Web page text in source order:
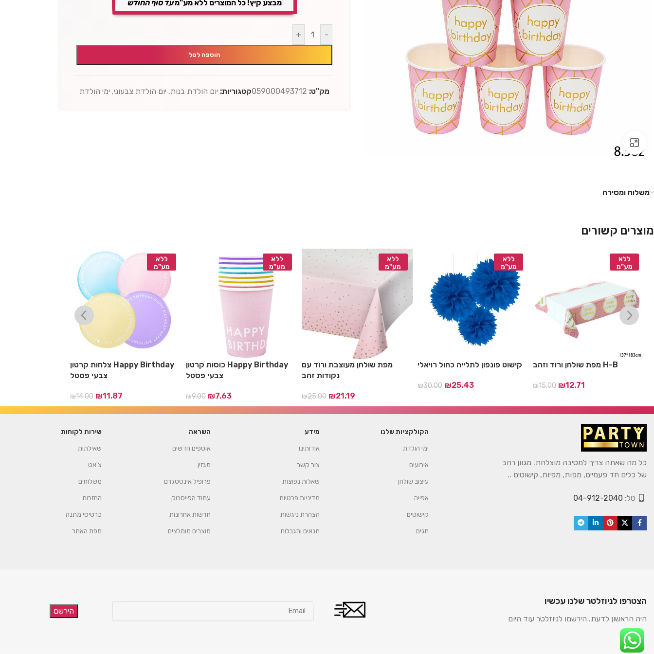
מבצע קיץ! כל המוצרים ללא מע"מעד סוף החודש
-
+
הוספה לסל
מק"ט: 059000493712קטגוריות: יום הולדת בנות, יום הולדת צבעוני, ימי הולדת
משלוח ומסירה
מוצרים קשורים
ללא
מע"מ
צלחות קרטון Happy Birthday
צבעי פסטל
₪14.00 ₪11.87
ללא
מע"מ
כוסות קרטון Happy Birthday
צבעי פסטל
₪9.00 ₪7.63
ללא
מע"מ
מפת שולחן מעוצבת ורוד עם
נקודות זהב
₪25.00 ₪21.19
ללא
מע"מ
קישוט פונפון לתלייה כחול רויאלי
₪30.00 ₪25.43
ללא
מע"מ
מפת שולחן ורוד וזהב H-B
₪15.00 ₪12.71
כל מה שאתה צריך למסיבה מוצלחת. מגוון רחב
של כלים חד פעמיים, מפות, מפיות, קישוטים ..
טל: 04-912-2040
הקולקציות שלנו
ימי הולדת
אירועים
עיצוב שולחן
אפייה
קישוטים
חגים
מידע
אודותינו
צור קשר
שאלות נפוצות
מדיניות פרטיות
הצהרת ניגשות
תנאים והגבלות
השראה
אוספים חדשים
מגזין
פרופיל אינסטגרם
עמוד הפייסבוק
חדשות אחרונות
מוצרים מומלצים
שירות לקוחות
שאילתות
צ'אט
משלוחים
החזרות
כרטיסי מתנה
מפת האתר
הצטרפו לניוזלטר שלנו עכשיו
היה הראשון לדעת. הירשמו לניוזלטר עוד היום
הירשם